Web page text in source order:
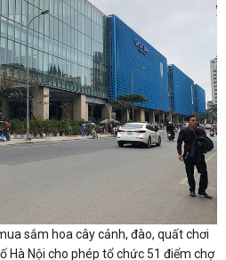
sắm hoa cây cảnh, đào, quất chơi
Hà Nội cho phép tổ chức 51 điểm chợ